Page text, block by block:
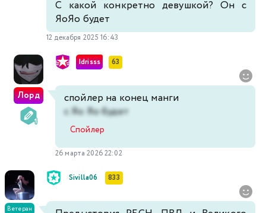
С какой конкретно девушкой? Он с
ЯоЯо будет
12 декабря 2025 16:43
Лорд
Idrisss 63
спойлер на конец манги
с Яо Яо будет
Спойлер
26 марта 2026 22:02
Ветеран
Sivilla06 833